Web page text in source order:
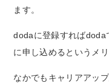
ます。
dodaに登録すればdoda
に申し込めるというメ
なかでもキャリアアッ